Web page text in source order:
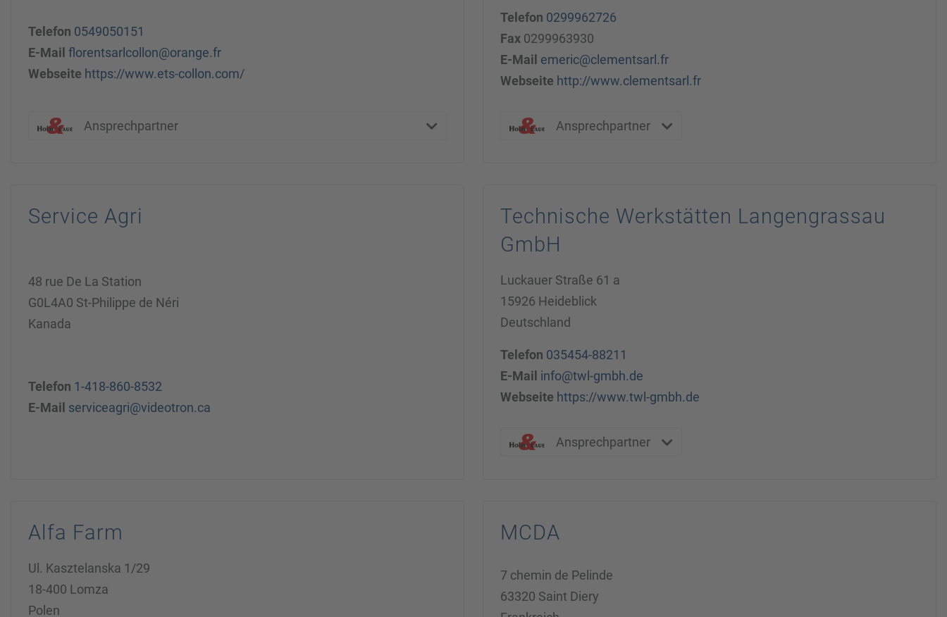
Telefon 0549050151
E-Mail florentsarlcollon@orange.fr
Webseite https://www.ets-collon.com/
Ansprechpartner
Telefon 0299962726
Fax 0299963930
E-Mail emeric@clementsarl.fr
Webseite http://www.clementsarl.fr
Ansprechpartner
Service Agri
48 rue De La Station
G0L4A0 St-Philippe de Néri
Kanada
Telefon 1-418-860-8532
E-Mail serviceagri@videotron.ca
Technische Werkstätten Langengrassau
GmbH
Luckauer Straße 61 a
15926 Heideblick
Deutschland
Telefon 035454-88211
E-Mail info@twl-gmbh.de
Webseite https://www.twl-gmbh.de
Ansprechpartner
Alfa Farm
Ul. Kasztelanska 1/29
18-400 Lomza
Polen
MCDA
7 chemin de Pelinde
63320 Saint Diery